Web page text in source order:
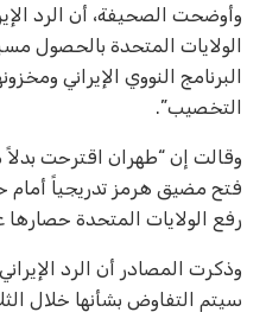
وأوضحت الصحيفة، أن الرد
الولايات المتحدة بالحصول
البرنامج النووي الإيراني
التخصيب”.
وقالت إن “طهران اقترحت بدلاً
فتح مضيق هرمز تدريجياً أمام
رفع الولايات المتحدة حصارها
وذكرت المصادر أن الرد
سيتم التفاوض بشأنها خلال